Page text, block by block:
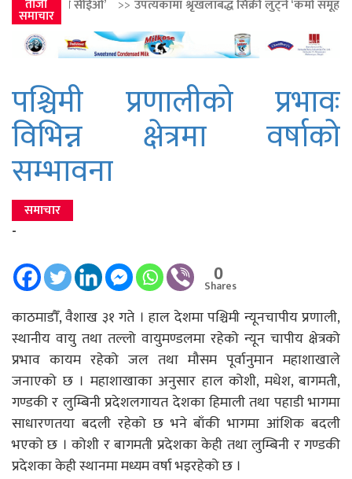
ताजा
समाचार
>>उपत्यकामा श्रृंखलाबद्ध सिक्री लुट्ने ‘कर्मा समूह’का नाइकेसहित पाँच
पश्चिमी प्रणालीको प्रभावः
विभिन्न क्षेत्रमा वर्षाको
सम्भावना
समाचार
-
0
Shares
काठमाडौँ, वैशाख ३१ गते । हाल देशमा पश्चिमी न्यूनचापीय प्रणाली,
स्थानीय वायु तथा तल्लो वायुमण्डलमा रहेको न्यून चापीय क्षेत्रको
प्रभाव कायम रहेको जल तथा मौसम पूर्वानुमान महाशाखाले
जनाएको छ । महाशाखाका अनुसार हाल कोशी, मधेश, बागमती,
गण्डकी र लुम्बिनी प्रदेशलगायत देशका हिमाली तथा पहाडी भागमा
साधारणतया बदली रहेको छ भने बाँकी भागमा आंशिक बदली
भएको छ । कोशी र बागमती प्रदेशका केही तथा लुम्बिनी र गण्डकी
प्रदेशका केही स्थानमा मध्यम वर्षा भइरहेको छ ।